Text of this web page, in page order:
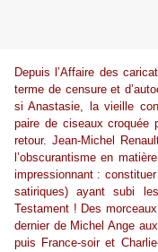
Depuis l’Affaire des
terme de censure et
si Anastasie, la vieille
paire de ciseaux croquée
retour. Jean-Michel
l’obscurantisme en
impressionnant :
satiriques) ayant subi
Testament ! Des
dernier de Michel Ange
puis France-soir et